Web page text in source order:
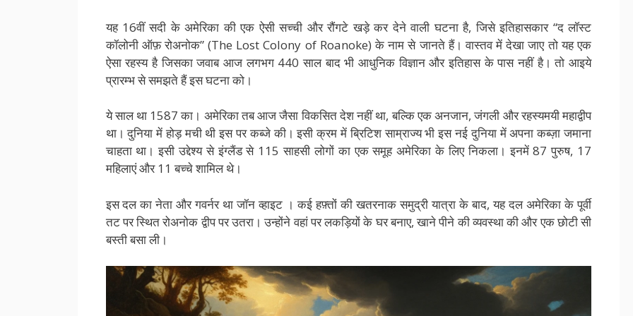
यह 16वीं सदी के अमेरिका की एक ऐसी सच्ची और रौंगटे खड़े कर देने वाली घटना है, जिसे इतिहासकार “द लॉस्ट
कॉलोनी ऑफ़ रोअनोक” (The Lost Colony of Roanoke) के नाम से जानते हैं। वास्तव में देखा जाए तो यह एक
ऐसा रहस्य है जिसका जवाब आज लगभग 440 साल बाद भी आधुनिक विज्ञान और इतिहास के पास नहीं है। तो आइये
प्रारम्भ से समझते हैं इस घटना को।
ये साल था 1587 का। अमेरिका तब आज जैसा विकसित देश नहीं था, बल्कि एक अनजान, जंगली और रहस्यमयी महाद्वीप
था। दुनिया में होड़ मची थी इस पर कब्जे की। इसी क्रम में ब्रिटिश साम्राज्य भी इस नई दुनिया में अपना कब्ज़ा जमाना
चाहता था। इसी उद्देश्य से इंग्लैंड से 115 साहसी लोगों का एक समूह अमेरिका के लिए निकला। इनमें 87 पुरुष, 17
महिलाएं और 11 बच्चे शामिल थे।
इस दल का नेता और गवर्नर था जॉन व्हाइट । कई हफ़्तों की खतरनाक समुद्री यात्रा के बाद, यह दल अमेरिका के पूर्वी
तट पर स्थित रोअनोक द्वीप पर उतरा। उन्होंने वहां पर लकड़ियों के घर बनाए, खाने पीने की व्यवस्था की और एक छोटी सी
बस्ती बसा ली।